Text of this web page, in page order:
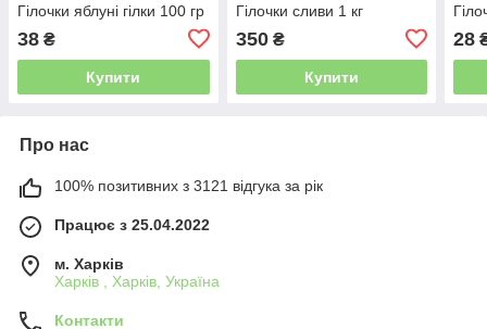
Гілочки яблуні гілки 100 гр
38 ₴
Купити
Гілочки сливи 1 кг
350₴
Купити
28
Про нас
100% позитивних з 3121 відгука за рік
Працює з 25.04.2022
м. Харків
Харків , Харків, Україна
Контакти